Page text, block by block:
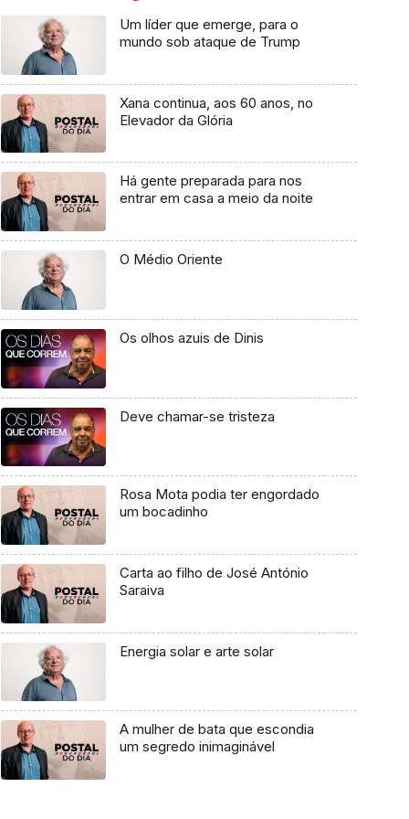
Um líder que emerge, para o
mundo sob ataque de Trump
Xana continua, aos 60 anos, no
Elevador da Glória
Há gente preparada para nos
entrar em casa a meio da noite
O Médio Oriente
Os olhos azuis de Dinis
Deve chamar-se tristeza
Rosa Mota podia ter engordado
um bocadinho
Carta ao filho de José António
Saraiva
Energia solar e arte solar
A mulher de bata que escondia
um segredo inimaginável